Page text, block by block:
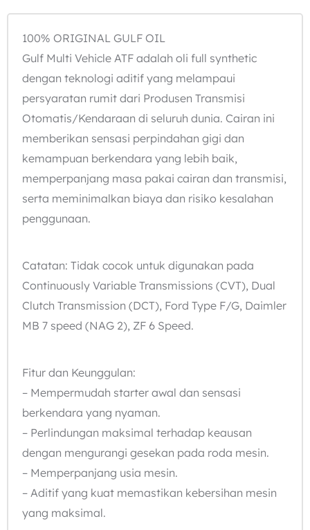
100% ORIGINAL GULF OIL
Gulf Multi Vehicle ATF adalah oli full synthetic
dengan teknologi aditif yang melampaui
persyaratan rumit dari Produsen Transmisi
Otomatis/Kendaraan di seluruh dunia. Cairan ini
memberikan sensasi perpindahan gigi dan
kemampuan berkendara yang lebih baik,
memperpanjang masa pakai cairan dan transmisi,
serta meminimalkan biaya dan risiko kesalahan
penggunaan.
Catatan: Tidak cocok untuk digunakan pada
Continuously Variable Transmissions (CVT), Dual
Clutch Transmission (DCT), Ford Type F/G, Daimler
MB 7 speed (NAG 2), ZF 6 Speed.
Fitur dan Keunggulan:
– Mempermudah starter awal dan sensasi
berkendara yang nyaman.
– Perlindungan maksimal terhadap keausan
dengan mengurangi gesekan pada roda mesin.
– Memperpanjang usia mesin.
– Aditif yang kuat memastikan kebersihan mesin
yang maksimal.